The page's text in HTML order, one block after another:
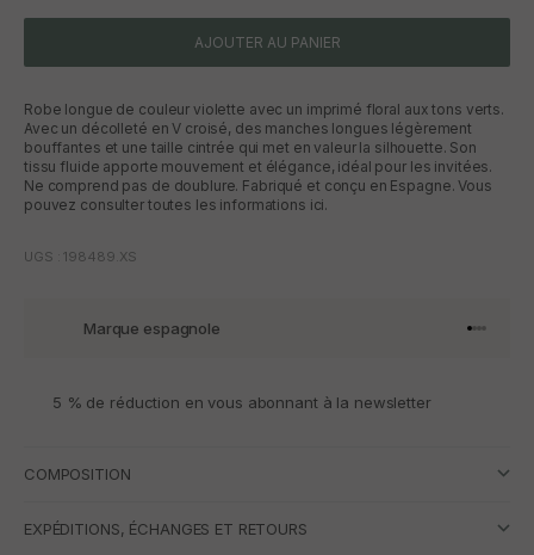
AJOUTER AU PANIER
Robe longue de couleur violette avec un imprimé floral aux tons verts.
Avec un décolleté en V croisé, des manches longues légèrement
bouffantes et une taille cintrée qui met en valeur la silhouette. Son
tissu fluide apporte mouvement et élégance, idéal pour les invitées.
Ne comprend pas de doublure. Fabriqué et conçu en Espagne. Vous
pouvez consulter toutes les informations ici.
UGS : 198489.XS
Marque espagnole Aller à
Aller à
Aller à
Aller
5 % de réduction en vous abonnant à la newsletter
COMPOSITION
EXPÉDITIONS, ÉCHANGES ET RETOURS